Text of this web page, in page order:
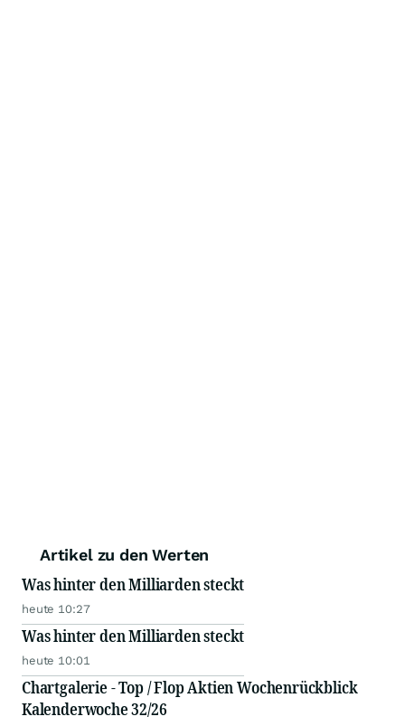
Artikel zu den Werten
Was hinter den Milliarden steckt
heute 10:27
Was hinter den Milliarden steckt
heute 10:01
Chartgalerie - Top / Flop Aktien Wochenrückblick
Kalenderwoche 32/26